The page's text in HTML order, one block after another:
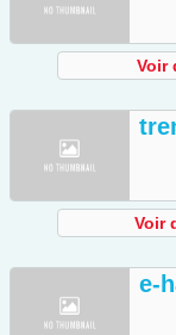
Voir
Voir
e-